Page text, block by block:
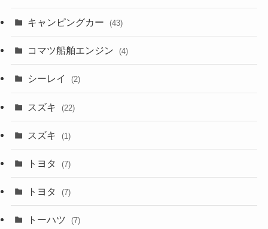
キャンピングカー (43)
コマツ船舶エンジン (4)
シーレイ (2)
スズキ (22)
スズキ (1)
トヨタ (7)
トヨタ (7)
トーハツ (7)